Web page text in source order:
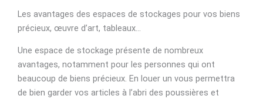
Les avantages des espaces de stockages pour vos biens
précieux, œuvre d’art, tableaux…
Une espace de stockage présente de nombreux
avantages, notamment pour les personnes qui ont
beaucoup de biens précieux. En louer un vous permettra
de bien garder vos articles à l’abri des poussières et